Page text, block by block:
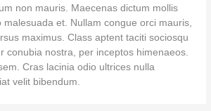
non mauris. Maecenas dictum mollis
malesuada et. Nullam congue orci mauris,
maximus. Class aptent taciti sociosqu
conubia nostra, per inceptos himenaeos.
Cras lacinia odio ultrices nulla
velit bibendum.